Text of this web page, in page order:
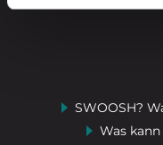
SWOOSH?
Was